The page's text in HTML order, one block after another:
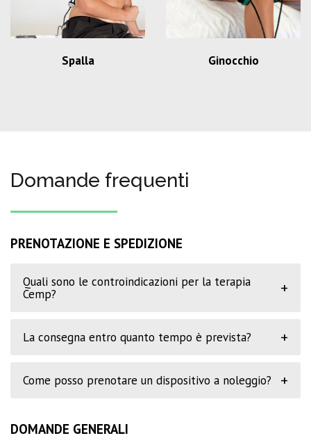
Spalla Ginocchio
Domande frequenti
PRENOTAZIONE E SPEDIZIONE
Quali sono le controindicazioni per la terapia
Cemp?
+
La consegna entro quanto tempo è prevista? +
Come posso prenotare un dispositivo a noleggio? +
DOMANDE GENERALI